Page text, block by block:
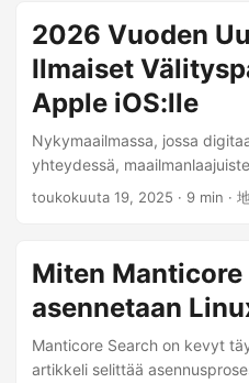
ruuhkienhallinta-algoritmi.
perinteisten ruuhkienhallinta-
CUBIC) ongelmat, jotka
hyödyntämiseen ja suuriin
verkkoympäristöissä
määrä pakettihäviöitä ja
2026 Vuoden
Ilmaiset
Apple iOS:lle
Nykymaailmassa, jossa
yhteydessä,
esteetön käyttö on
artikkelissa keskitytään
lähdekoodin
soveltuvat Apple iPhoneen, ja
käytännön oppaan verkon
toukokuuta 19, 2025 · 9 min ·
Miten Manticore
asennetaan
Manticore Search on kevyt
artikkeli selittää